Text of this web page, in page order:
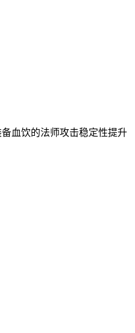
血饮的法师攻击稳定性提升